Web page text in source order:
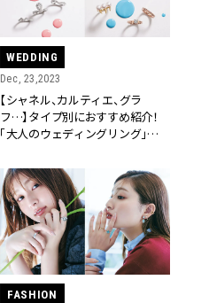
WEDDING
Dec, 23,2023
【シャネル、カルティエ、グラ
フ…】タイプ別におすすめ紹介！
「大人のウェディングリング」７
FASHION